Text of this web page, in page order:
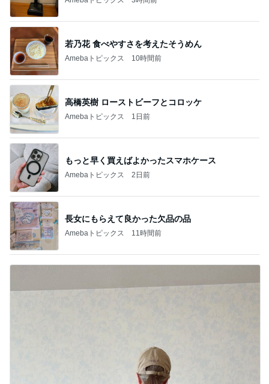
若乃花 食べやすさを考えたそうめん
Amebaトピックス 10時間前
高橋英樹 ローストビーフとコロッケ
Amebaトピックス 1日前
もっと早く買えばよかったスマホケース
Amebaトピックス 2日前
長女にもらえて良かった欠品の品
Amebaトピックス 11時間前